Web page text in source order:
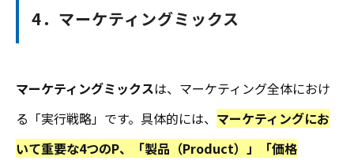
4．マーケティングミックス
マーケティングミックスは、マーケティング全体におけ
る「実行戦略」です。具体的には、 マーケティングにお
いて重要な4つのP、「製品（Product）」「価格